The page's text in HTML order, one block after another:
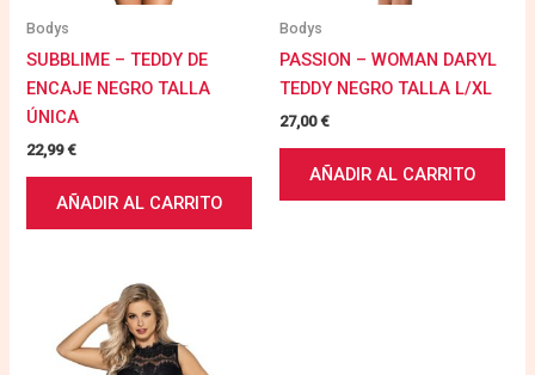
Bodys
SUBBLIME – TEDDY DE
ENCAJE NEGRO TALLA
ÚNICA
22,99€
AÑADIR AL CARRITO
Bodys
PASSION – WOMAN DARYL
TEDDY NEGRO TALLA L/XL
27,00€
AÑADIR AL CARRITO